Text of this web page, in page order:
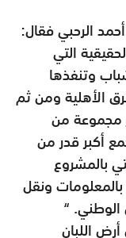
الرحبي فقال:
التي
وتنفذها
الأهلية ومن ثم
مجموعة من
أكبر قدر من
بالمشروع
ونقل
الوطني. “
اللبان